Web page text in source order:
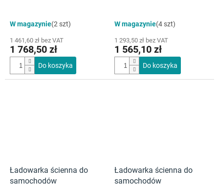
W magazynie(2 szt)
1 461,60 zł bez VAT
1 768,50 zł
Do koszyka
W magazynie(4 szt)
1 293,50 zł bez VAT
1 565,10 zł
Do koszyka
Ładowarka ścienna do
samochodów
Ładowarka ścienna do
samochodów